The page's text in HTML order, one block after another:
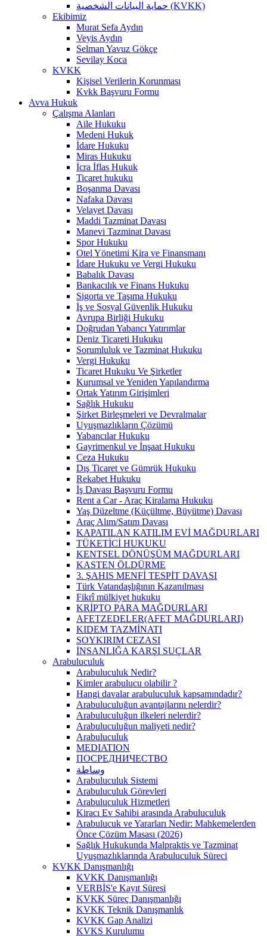
حماية البيانات الشخصية (KVKK)
Ekibimiz
Murat Sefa Aydın
Veyis Aydın
Selman Yavuz Gökçe
Sevilay Koca
KVKK
Kişisel Verilerin Korunması
Kvkk Başvuru Formu
Avva Hukuk
Çalışma Alanları
Aile Hukuku
Medeni Hukuk
İdare Hukuku
Miras Hukuku
İcra İflas Hukuk
Ticaret hukuku
Boşanma Davası
Nafaka Davası
Velayet Davası
Maddi Tazminat Davası
Manevi Tazminat Davası
Spor Hukuku
Otel Yönetimi Kira ve Finansmanı
İdare Hukuku ve Vergi Hukuku
Babalık Davası
Bankacılık ve Finans Hukuku
Sigorta ve Taşıma Hukuku
İş ve Sosyal Güvenlik Hukuku
Avrupa Birliği Hukuku
Doğrudan Yabancı Yatırımlar
Deniz Ticareti Hukuku
Sorumluluk ve Tazminat Hukuku
Vergi Hukuku
Ticaret Hukuku Ve Şirketler
Kurumsal ve Yeniden Yapılandırma
Ortak Yatırım Girişimleri
Sağlık Hukuku
Şirket Birleşmeleri ve Devralmalar
Uyuşmazlıkların Çözümü
Yabancılar Hukuku
Gayrimenkul ve İnşaat Hukuku
Ceza Hukuku
Dış Ticaret ve Gümrük Hukuku
Rekabet Hukuku
İş Davası Başvuru Formu
Rent a Car - Araç Kiralama Hukuku
Yaş Düzeltme (Küçültme, Büyütme) Davası
Araç Alım/Satım Davası
KAPATILAN KATILIM EVİ MAĞDURLARI
TÜKETİCİ HUKUKU
KENTSEL DÖNÜŞÜM MAĞDURLARI
KASTEN ÖLDÜRME
3. ŞAHIS MENFİ TESPİT DAVASI
Türk Vatandaşlığının Kazanılması
Fikrî mülkiyet hukuku
KRİPTO PARA MAĞDURLARI
AFETZEDELER(AFET MAĞDURLARI)
KIDEM TAZMİNATI
SOYKIRIM CEZASI
İNSANLIĞA KARŞI SUÇLAR
Arabuluculuk
Arabuluculuk Nedir?
Kimler arabulucu olabilir ?
Hangi davalar arabuluculuk kapsamındadır?
Arabuluculuğun avantajlarını nelerdir?
Arabuluculuğun ilkeleri nelerdir?
Arabuluculuğun maliyeti nedir?
Arabuluculuk
MEDIATION
ПОСРЕДНИЧЕСТВО
وساطة
Arabuluculuk Sistemi
Arabuluculuk Görevleri
Arabuluculuk Hizmetleri
Kiracı Ev Sahibi arasında Arabuluculuk
Arabulucuk ve Yararları Nedir: Mahkemelerden
Önce Çözüm Masası (2026)
Sağlık Hukukunda Malpraktis ve Tazminat
Uyuşmazlıklarında Arabuluculuk Süreci
KVKK Danışmanlığı
KVKK Danışmanlığı
VERBİS'e Kayıt Süresi
KVKK Süreç Danışmanlığı
KVKK Teknik Danışmanlık
KVKK Gap Analizi
KVKS Kurulumu